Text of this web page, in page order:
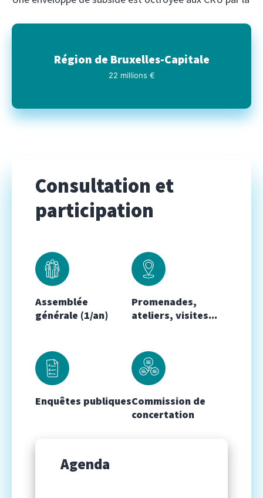
Région de Bruxelles-Capitale
22 millions €
Consultation et
participation
Assemblée
générale (1/an)
Promenades,
ateliers, visites...
Enquêtes publiquesCommission de
concertation
Agenda